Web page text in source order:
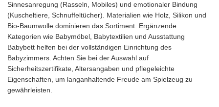
Sinnesanregung (Rasseln, Mobiles) und emotionaler Bindung
(Kuscheltiere, Schnuffeltücher). Materialien wie Holz, Silikon und
Bio-Baumwolle dominieren das Sortiment. Ergänzende
Kategorien wie Babymöbel, Babytextilien und Ausstattung
Babybett helfen bei der vollständigen Einrichtung des
Babyzimmers. Achten Sie bei der Auswahl auf
Sicherheitszertifikate, Altersangaben und pflegeleichte
Eigenschaften, um langanhaltende Freude am Spielzeug zu
gewährleisten.